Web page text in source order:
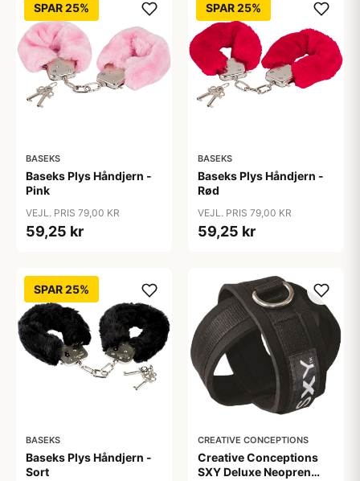
SPAR 25%
BASEKS
Baseks Plys Håndjern -
Pink
VEJL. PRIS 79,00 KR
59,25 kr
SPAR 25%
BASEKS
Baseks Plys Håndjern -
Rød
VEJL. PRIS 79,00 KR
59,25 kr
SPAR 25%
BASEKS
Baseks Plys Håndjern -
Sort
CREATIVE CONCEPTIONS
Creative Conceptions
SXY Deluxe Neopren